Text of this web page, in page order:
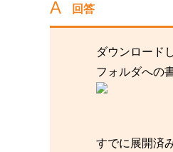
回答
ダウンロード
フォルダへの
すでに展開済